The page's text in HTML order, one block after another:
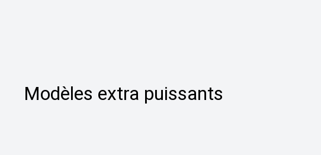
Modèles extra puissants